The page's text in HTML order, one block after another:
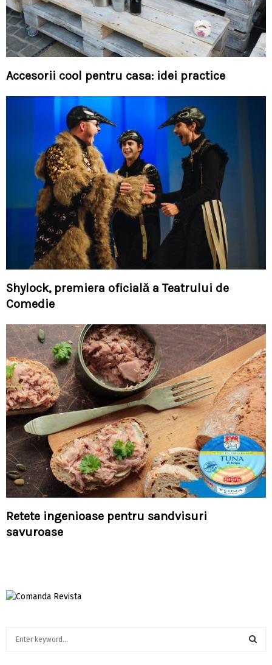
Accesorii cool pentru casa: idei practice
Shylock, premiera oficială a Teatrului de
Comedie
Retete ingenioase pentru sandvisuri
savuroase